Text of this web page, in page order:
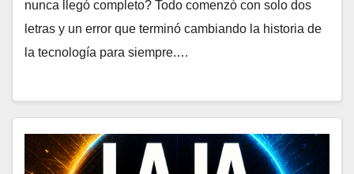
nunca llegó completo? Todo comenzó con solo dos
letras y un error que terminó cambiando la historia de
la tecnología para siempre.…